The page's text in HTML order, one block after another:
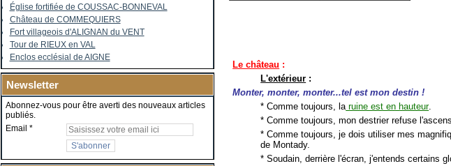
Église fortifiée de COUSSAC-BONNEVAL
Château de COMMEQUIERS
Fort villageois d'ALIGNAN du VENT
Tour de RIEUX en VAL
Enclos ecclésial de AIGNE
Newsletter
Abonnez-vous pour être averti des nouveaux articles
publiés.
Email
Le château :
L'extérieur :
Monter, monter, monter...tel est mon destin !
* Comme toujours, la ruine est en hauteur.
* Comme toujours, mon destrier refuse
* Comme toujours, je dois utiliser mes
de Montady.
* Soudain, derrière l'écran, j'entends certains